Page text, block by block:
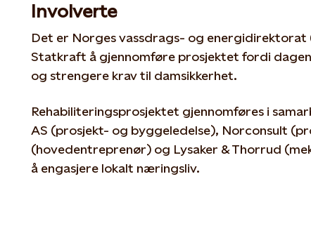
Involverte
Det er Norges vassdrags- og energidirektorat
Statkraft å gjennomføre prosjektet fordi
og strengere krav til damsikkerhet.
Rehabiliteringsprosjektet gjennomføres i
AS (prosjekt- og byggeledelse), Norconsult
(hovedentreprenør) og Lysaker & Thorrud
å engasjere lokalt næringsliv.